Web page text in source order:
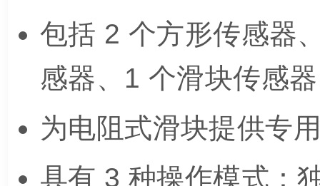
包括 2 个方形传感器
感器、1 个滑块传感
为电阻式滑块提供专
具有 3 种操作模式：